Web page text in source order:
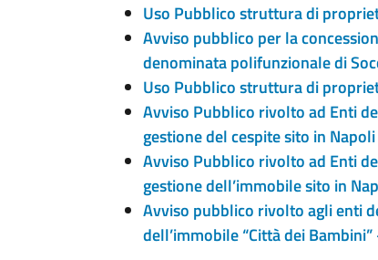
Uso Pubblico struttura di
Avviso pubblico per la
denominata polifunzionale di
Uso Pubblico struttura di
Avviso Pubblico rivolto ad Enti
gestione del cespite sito in
Avviso Pubblico rivolto ad Enti
gestione dell’immobile sito in
Avviso pubblico rivolto agli enti
dell’immobile “Città dei